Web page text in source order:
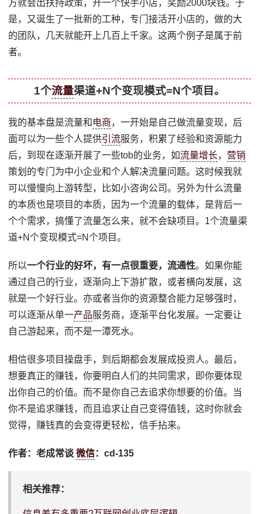
方就会出扶持政策，开一个快手小店，奖励2000块钱。于
是，又诞生了一批新的工种，专门接活开小店的，做的大
的团队，几天就能开上几百上千家。这两个例子是属于前
者。
1个流量渠道+N个变现模式=N个项目。
我的基本盘是流量和 电商，一开始是自己做流量变现，后
面可以为一些个人提供引流服务，积累了经验和资源能力
后，到现在逐渐开展了一些tob的业务，如流量增长， 营销
策划的专门为中小企业和个人解决流量问题。这时候我就
可以慢慢向上游转型，比如小咨询公司。另外为什么流量
的本质也是项目的本质，因为一个流量的载体，是背后一
个个需求，搞懂了流量怎么来，就不会缺项目。1个流量渠
道+N个变现模式=N个项目。
所以一个行业的好坏，有一点很重要，流通性。如果你能
通过自己的行业，逐渐向上下游扩散，或者横向发展，这
就是一个好行业。亦或者当你的资源整合能力足够强时，
可以逐渐从单一产品服务商，逐渐平台化发展。一定要让
自己游起来，而不是一潭死水。
相信很多项目操盘手，到后期都会发展成投资人。最后，
想要真正的赚钱，你要明白人们的共同需求，即你要体现
出你自己的价值。而不是你自己去追求你想要的价值。当
你不是追求赚钱，而且追求让自己变得值钱，这时你就会
觉得，赚钱真的会变得更轻松，信手拈来。
作者：老成常谈微信：cd-135
相关推荐：